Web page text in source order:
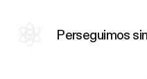
Perseguimos